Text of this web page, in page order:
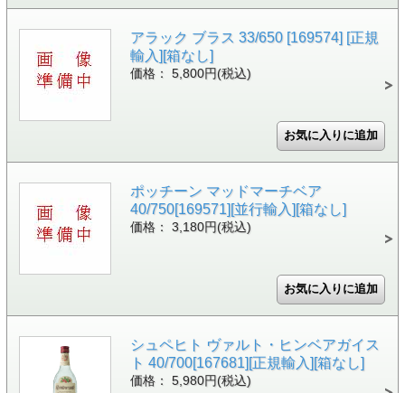
アラック ブラス 33/650 [169574] [正規
輸入][箱なし]
価格： 5,800円(税込)
ポッチーン マッドマーチベア
40/750[169571][並行輸入][箱なし]
価格： 3,180円(税込)
シュペヒト ヴァルト・ヒンベアガイス
ト 40/700[167681][正規輸入][箱なし]
価格： 5,980円(税込)